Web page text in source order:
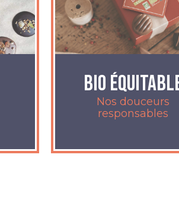
Bio
Nos douceurs
responsables